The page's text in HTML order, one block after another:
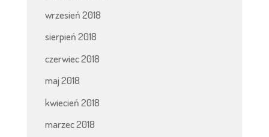
wrzesień 2018
sierpień 2018
czerwiec 2018
maj 2018
kwiecień 2018
marzec 2018